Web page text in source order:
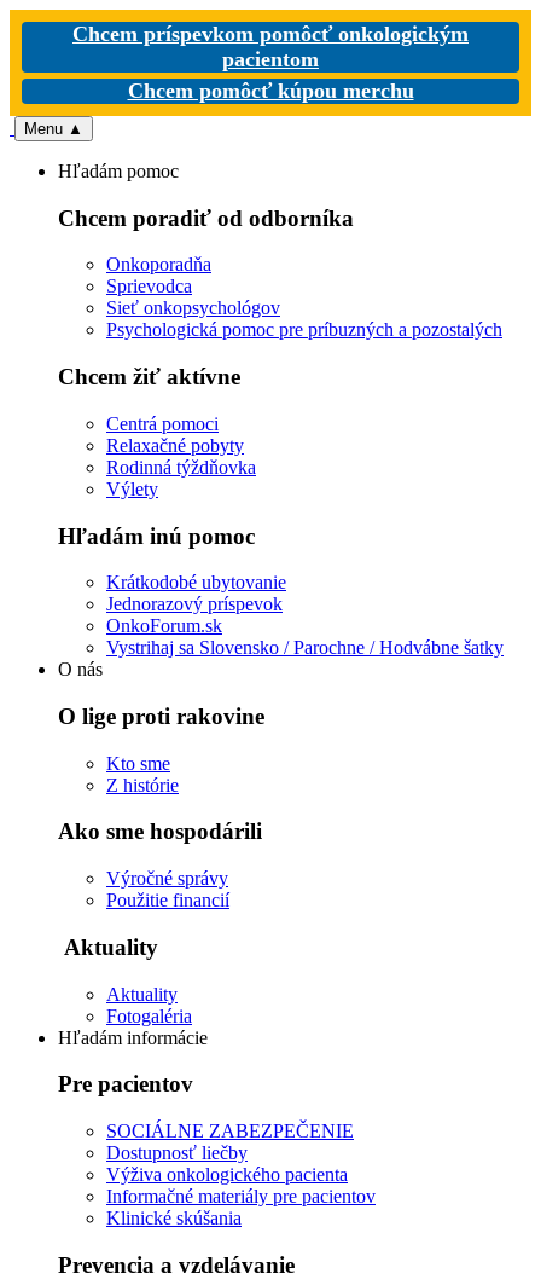
Chcem príspevkom pomôcť onkologickým
pacientom
Chcem pomôcť kúpou merchu
Menu ▲
Hľadám pomoc
Chcem poradiť od odborníka
Onkoporadňa
Sprievodca
Sieť onkopsychológov
Psychologická pomoc pre príbuzných a pozostalých
Chcem žiť aktívne
Centrá pomoci
Relaxačné pobyty
Rodinná týždňovka
Výlety
Hľadám inú pomoc
Krátkodobé ubytovanie
Jednorazový príspevok
OnkoForum.sk
Vystrihaj sa Slovensko / Parochne / Hodvábne šatky
O nás
O lige proti rakovine
Kto sme
Z histórie
Ako sme hospodárili
Výročné správy
Použitie financií
Aktuality
Aktuality
Fotogaléria
Hľadám informácie
Pre pacientov
SOCIÁLNE ZABEZPEČENIE
Dostupnosť liečby
Výživa onkologického pacienta
Informačné materiály pre pacientov
Klinické skúšania
Prevencia a vzdelávanie